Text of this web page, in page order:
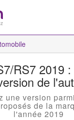
RS7 2019
de
une version
de la
l'année 2019